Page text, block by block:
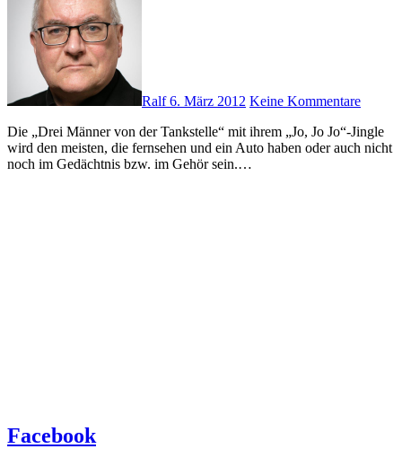
Ralf6. März 2012 Keine Kommentare
Die „Drei Männer von der Tankstelle“ mit ihrem „Jo, Jo Jo“-Jingle
wird den meisten, die fernsehen und ein Auto haben oder auch nicht
noch im Gedächtnis bzw. im Gehör sein.…
Facebook